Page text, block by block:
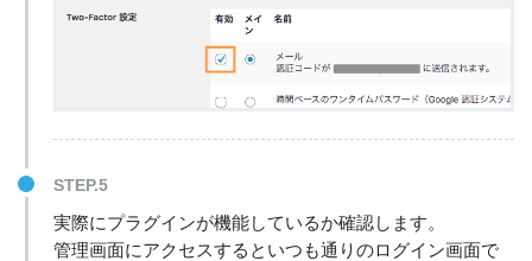
STEP.5
実際にプラグインが機能しているか確認します。
管理画面にアクセスするといつも通りのログイン画面で